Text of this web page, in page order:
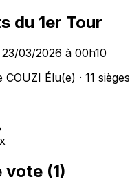
du 1er Tour
03/2026 à 00h10
COUZI Élu(e) · 11 sièges
vote (1)